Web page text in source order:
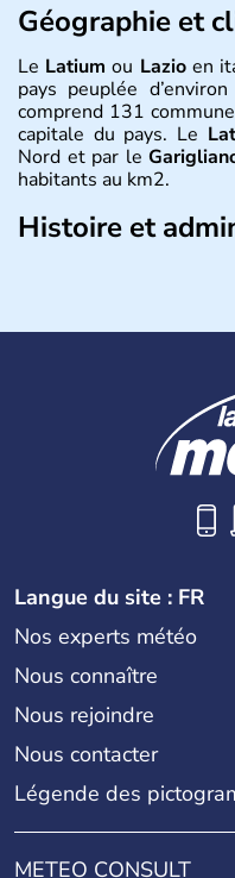
Géographie et
Le Latium ou Lazioen
pays peuplée
comprend 131
capitale du pays. Le
Nord et par le
habitants au km2.
Histoire et
Cimenteries, pétrole et
Langue du site : FR
Nos experts météo
Nous connaître
Nous rejoindre
Nous contacter
Légende des
METEO CONSULT